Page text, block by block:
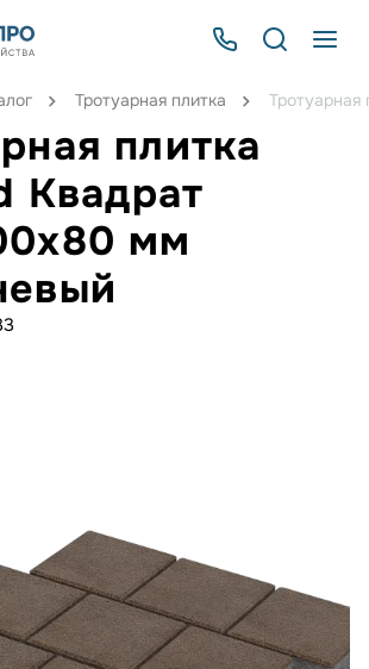
Тротуарная плитка
плитка
Квадрат
мм